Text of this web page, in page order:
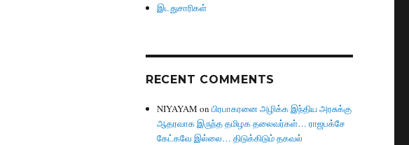
இடதுசாரிகள்
RECENT COMMENTS
NIYAYAM onபிரபாகரனை அழிக்க இந்திய அரசுக்கு
ஆதரவாக இருந்த தமிழக தலைவர்கள்… ராஜபக்சே
கேட்கவே இல்லை… திடுக்கிடும் தகவல்